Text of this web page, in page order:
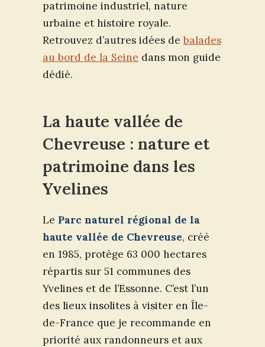
patrimoine industriel, nature
urbaine et histoire royale.
Retrouvez d’autres idées de balades
au bord de la Seine dans mon guide
dédié.
La haute vallée de
Chevreuse : nature et
patrimoine dans les
Yvelines
Le Parc naturel régional de la
haute vallée de Chevreuse, créé
en 1985, protège 63 000 hectares
répartis sur 51 communes des
Yvelines et de l’Essonne. C’est l’un
des lieux insolites à visiter en Île-
de-France que je recommande en
priorité aux randonneurs et aux